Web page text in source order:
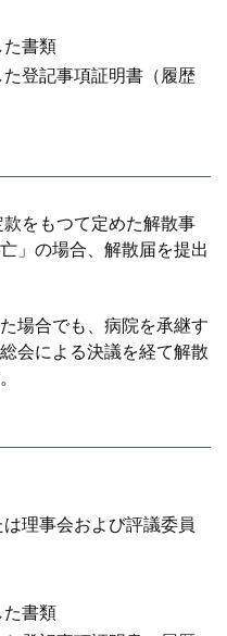
書類
登記事項証明書（履歴
をもつて定めた解散事
」の場合、解散届を提出
場合でも、病院を承継す
会による決議を経て解散
理事会および評議委員
書類